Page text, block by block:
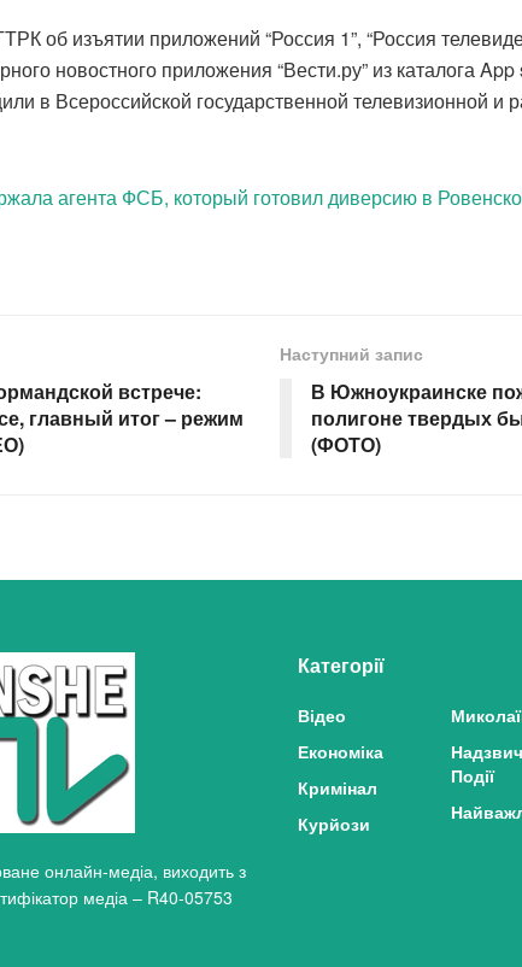
об изъятии приложений “Россия 1”, “Россия
новостного приложения “Вести.ру” из каталога
в Всероссийской государственной телевизионной и
агента ФСБ, который готовил диверсию в
встрече:
главный итог – режим
Наступний запис
В Южноукраинске
полигоне твердых
(ФОТО)
онлайн-медіа, виходить з
медіа – R40-05753
Категорії
Відео
Економіка
Кримінал
Курйози
Події